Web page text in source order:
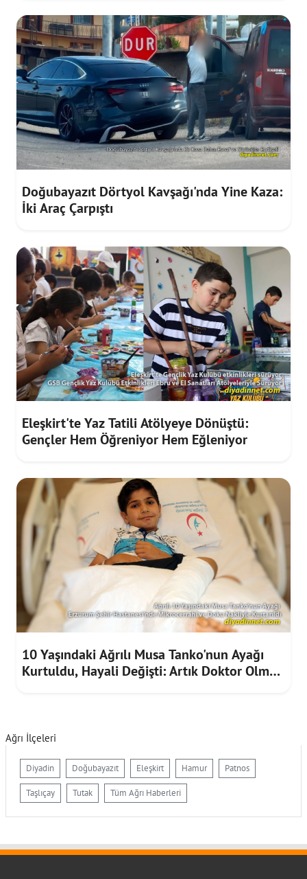
Doğubayazıt Dörtyol Kavşağı'nda Yine Kaza:
İki Araç Çarpıştı
Eleşkirt'te Yaz Tatili Atölyeye Dönüştü:
Gençler Hem Öğreniyor Hem Eğleniyor
10 Yaşındaki Ağrılı Musa Tanko'nun Ayağı
Kurtuldu, Hayali Değişti: Artık Doktor Olmak
Ağrı İlçeleri
Diyadin Doğubayazıt Eleşkirt Hamur Patnos
Taşlıçay Tutak Tüm Ağrı Haberleri